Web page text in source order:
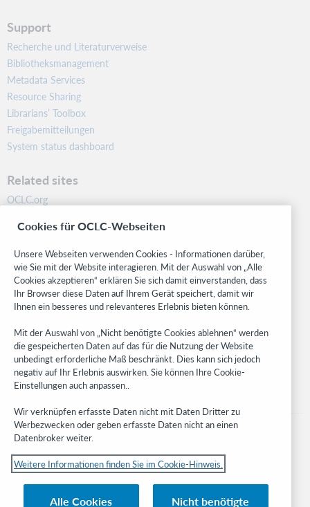
Support
Recherche und Literaturverweise
Bibliotheksmanagement
Metadata Services
Resource Sharing
Librarians’ Toolbox
Freigabemitteilungen
System status dashboard
Related sites
OCLC.org
Community
Research
WebJunction
Developer Network
Stay in the know.
Get the latest product updates, research, events, and much more—
right to your inbox.
Subscribe now
© 2023 OCLC
Cookies für OCLC-Webseiten
Unsere Webseiten verwenden Cookies - Informationen darüber,
wie Sie mit der Website interagieren. Mit der Auswahl von „Alle
Cookies akzeptieren“ erklären Sie sich damit einverstanden, dass
Ihr Browser diese Daten auf Ihrem Gerät speichert, damit wir
Ihnen ein besseres und relevanteres Erlebnis bieten können.
Mit der Auswahl von „Nicht benötigte Cookies ablehnen“ werden
die gespeicherten Daten auf das für die Nutzung der Website
unbedingt erforderliche Maß beschränkt. Dies kann sich jedoch
negativ auf Ihr Erlebnis auswirken. Sie können Ihre Cookie-
Einstellungen auch anpassen..
Wir verknüpfen erfasste Daten nicht mit Daten Dritter zu
Werbezwecken oder geben erfasste Daten nicht an einen
Datenbroker weiter.
Weitere Informationen finden Sie im Cookie-Hinweis.
Alle Cookies Nicht benötigte